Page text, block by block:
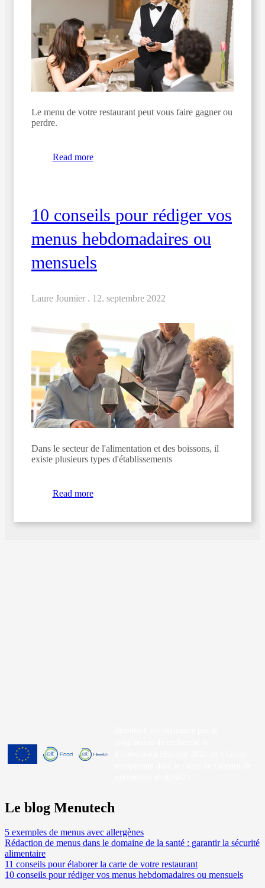
Le menu de votre restaurant peut vous faire gagner ou
perdre.
Read more
10 conseils pour rédiger vos
menus hebdomadaires ou
mensuels
Laure Joumier . 12. septembre 2022
Dans le secteur de l'alimentation et des boissons, il
existe plusieurs types d'établissements
Read more
Le blog Menutech
5 exemples de menus avec allergènes
Rédaction de menus dans le domaine de la santé : garantir la sécurité
alimentaire
11 conseils pour élaborer la carte de votre restaurant
10 conseils pour rédiger vos menus hebdomadaires ou mensuels